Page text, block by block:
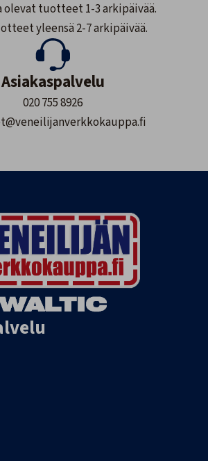
olevat tuotteet 1-3 arkipäivää.
yleensä 2-7 arkipäivää.
Asiakaspalvelu
020 755 8926